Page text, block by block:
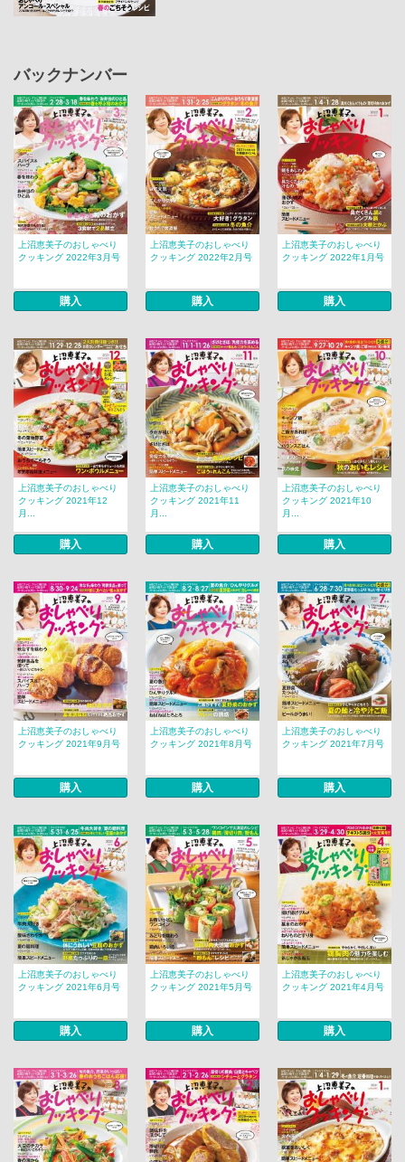
バックナンバー
上沼恵美子のおしゃべり
クッキング 2022年3月号
購入
上沼恵美子のおしゃべり
クッキング 2022年2月号
購入
上沼恵美子のおしゃべり
クッキング 2022年1月号
購入
上沼恵美子のおしゃべり
クッキング 2021年12
月...
購入
上沼恵美子のおしゃべり
クッキング 2021年11
月...
購入
上沼恵美子のおしゃべり
クッキング 2021年10
月...
購入
上沼恵美子のおしゃべり
クッキング 2021年9月号
購入
上沼恵美子のおしゃべり
クッキング 2021年8月号
購入
上沼恵美子のおしゃべり
クッキング 2021年7月号
購入
上沼恵美子のおしゃべり
クッキング 2021年6月号
購入
上沼恵美子のおしゃべり
クッキング 2021年5月号
購入
上沼恵美子のおしゃべり
クッキング 2021年4月号
購入